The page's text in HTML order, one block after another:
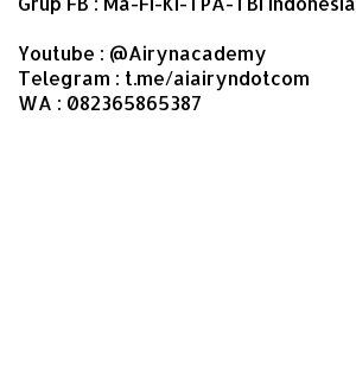
Youtube : @Airynacademy
Telegram : t.me/aiairyndotcom
WA : 082365865387